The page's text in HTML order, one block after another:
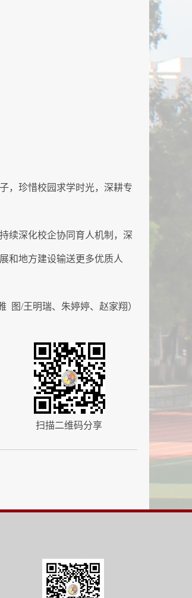
，珍惜校园求学时光，深耕专
续深化校企协同育人机制，深
和地方建设输送更多优质人
图/王明瑞、朱婷婷、赵家翔）
扫描二维码分享